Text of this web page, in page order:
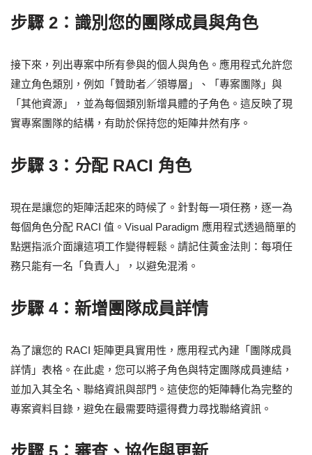
步驟 2：識別您的團隊成員與角色
接下來，列出專案中所有參與的個人與角色。應用程式允許您
建立角色類別，例如「贊助者／領導層」、「專案團隊」與
「其他資源」，並為每個類別新增具體的子角色。這反映了現
實專案團隊的結構，有助於保持您的矩陣井然有序。
步驟 3：分配 RACI 角色
現在是讓您的矩陣活起來的時候了。針對每一項任務，逐一為
每個角色分配 RACI 值。Visual Paradigm 應用程式透過簡單的
點選指派介面讓這項工作變得輕鬆。請記住黃金法則：每項任
務只能有一名「負責人」，以避免混淆。
步驟 4：新增團隊成員詳情
為了讓您的 RACI 矩陣更具實用性，應用程式內建「團隊成員
詳情」表格。在此處，您可以將子角色與特定團隊成員連結，
並加入其全名、聯絡資訊與部門。這使您的矩陣轉化為完整的
專案資料目錄，避免在最需要時還得費力尋找聯絡資訊。
步驟 5：審查、協作與更新